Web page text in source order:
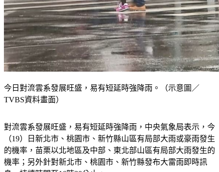
TVBS資料畫面）
（19）日新北市、桃園市、新竹縣山區有局部大雨或豪雨發生
的機率，苗栗以北地區及中部、東北部山區有局部大雨發生的
機率；另外針對新北市、桃園市、新竹縣發布大雷雨即時訊
息，持續時間至16時30分止。